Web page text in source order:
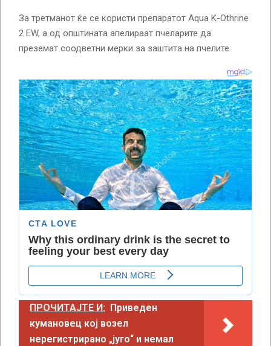
За третманот ќе се користи препаратот Aqua K-Othrine
2 EW, а од општината апелираат пчеларите да
преземат соодветни мерки за заштита на пчелите.
ПРОЧИТАЈТЕ И: Приведен
кумановец кој возел
нерегистрирано „југо“ и немал